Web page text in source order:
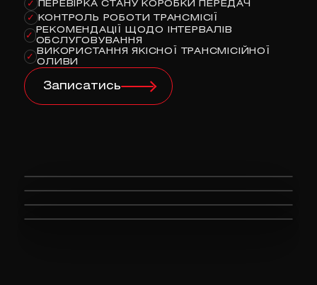
✓ ПЕРЕВІРКА СТАНУ КОРОБКИ ПЕРЕДАЧ
✓ КОНТРОЛЬ РОБОТИ ТРАНСМІСІЇ
✓
РЕКОМЕНДАЦІЇ ЩОДО ІНТЕРВАЛІВ
ОБСЛУГОВУВАННЯ
✓
ВИКОРИСТАННЯ ЯКІСНОЇ ТРАНСМІСІЙНОЇ
ОЛИВИ
Записатись